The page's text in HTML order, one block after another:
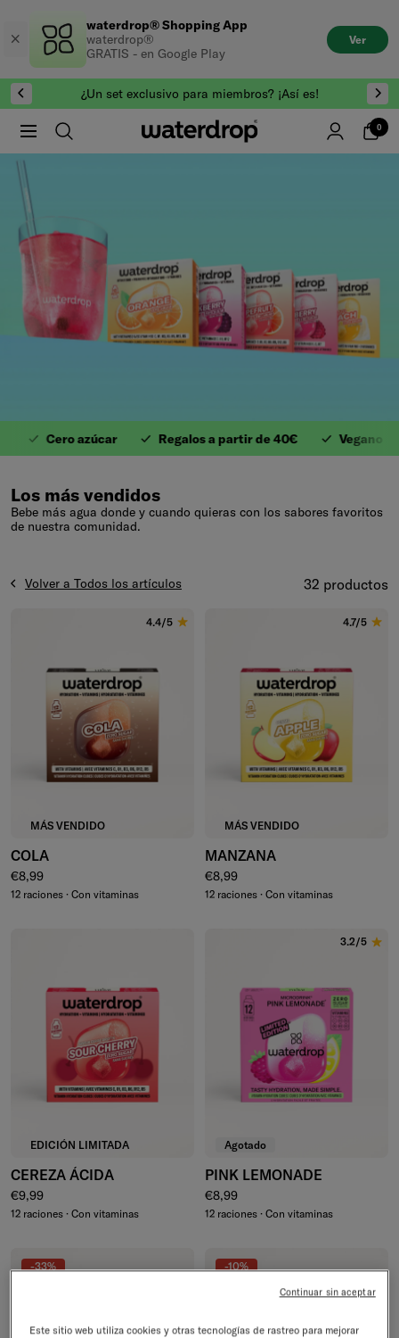
contenido
waterdrop® Shopping App
waterdrop®
GRATIS - en Google Play
Ver
¿Un set exclusivo para miembros? ¡Así es!
0
1. Valiosas
Cero azúcar Regalos a partir de 40€ Vegano
Los más vendidos
Bebe más agua donde y cuando quieras con los sabores favoritos
de nuestra comunidad.
Volver a Todos los artículos 32 productos
MÁS VENDIDO
4.4/5
COLA
Precio normal
€8,99
12 raciones · Con vitaminas
MÁS VENDIDO
4.7/5
MANZANA
Precio normal
€8,99
12 raciones · Con vitaminas
EDICIÓN LIMITADA
CEREZA ÁCIDA
Precio normal
€9,99
12 raciones · Con vitaminas
Agotado
3.2/5
PINK LEMONADE
Precio normal
€8,99
12 raciones · Con vitaminas
-33% -10%
Este sitio web utiliza cookies y otras tecnologías de rastreo para mejorar
Continuar sin aceptar